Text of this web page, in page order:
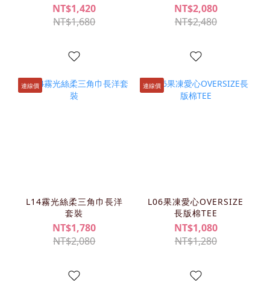
NT$1,420
NT$1,680
NT$2,080
NT$2,480
連線價
L14霧光絲柔三角巾長洋
套裝
NT$1,780
NT$2,080
連線價
L06果凍愛心OVERSIZE
長版棉TEE
NT$1,080
NT$1,280